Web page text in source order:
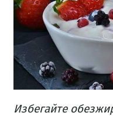
Избегайте